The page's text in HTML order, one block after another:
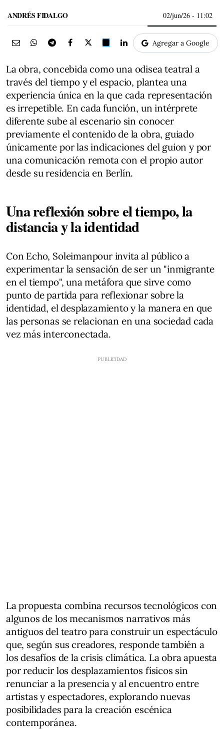
ANDRÉS FIDALGO 02/jun/26 - 11:02
Agregar a Google
La obra, concebida como una odisea teatral a
través del tiempo y el espacio, plantea una
experiencia única en la que cada representación
es irrepetible. En cada función, un intérprete
diferente sube al escenario sin conocer
previamente el contenido de la obra, guiado
únicamente por las indicaciones del guion y por
una comunicación remota con el propio autor
desde su residencia en Berlín.
Una reflexión sobre el tiempo, la
distancia y la identidad
Con Echo, Soleimanpour invita al público a
experimentar la sensación de ser un "inmigrante
en el tiempo", una metáfora que sirve como
punto de partida para reflexionar sobre la
identidad, el desplazamiento y la manera en que
las personas se relacionan en una sociedad cada
vez más interconectada.
La propuesta combina recursos tecnológicos con
algunos de los mecanismos narrativos más
antiguos del teatro para construir un espectáculo
que, según sus creadores, responde también a
los desafíos de la crisis climática. La obra apuesta
por reducir los desplazamientos físicos sin
renunciar a la presencia y al encuentro entre
artistas y espectadores, explorando nuevas
posibilidades para la creación escénica
contemporánea.